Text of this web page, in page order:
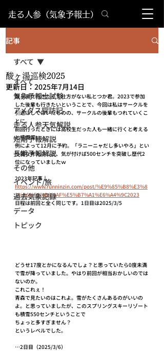
​走る人参（気象予報士）
記事
すべて
気象予報士試験
アメダス探訪記
走る人参天気解説
短期予報解説
長期予報解説
その他
イベント/旅
過去気象記録
データ
トピック
すべて
酸ヶ湯巡検2025
更新日： 2025年7月14日
酸ヶ湯に行きたくて仕方がない私とつか君。2023で参加
した後輩も行きたいということで、今回は私はサークルを
引退はしてはいたものの、サークルの後輩もつれていくこ
とに。
前回行ったときには高校生だった人も一緒に行くと考える
と感慨深い。
例によって12月に予約。「ラニーニャだし多いやろ」とい
う雑な考えのもと、気が付けば500センチを突破し歴代2
位になっていましたｗ
2023年記事↓
https://www.runninzin.com/post/%E9%85%B8%E3%8
3%B6%E6%B9%AF%E5%B7%A1%E6%A4%9C2023
日程は前回と全く同じです。1日目は2025/3/5
どうせ17度とかになるんでしょ？と思っていたら0度未満
で雪が降っていました。やはり前回が相当おかしいのでは
ないのか。
これこれぇ！
青森で見たいのはこれよ。雪がたくさんあるのがいいの
よ。と思っていましたが、このスプリングスキーリゾート
も積雪550センチということで
ちょっと多すぎません？
というレベルでした。
…2日目（2025/3/6）